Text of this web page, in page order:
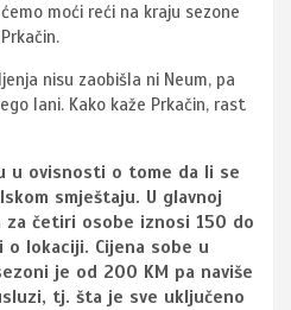
moći reći na kraju sezone
nisu zaobišla ni Neum, pa
lani. Kako kaže Prkačin, rast
u ovisnosti o tome da li se
smještaju. U glavnoj
za četiri osobe iznosi 150 do
lokaciji. Cijena sobe u
je od 200 KM pa naviše
tj. šta je sve uključeno